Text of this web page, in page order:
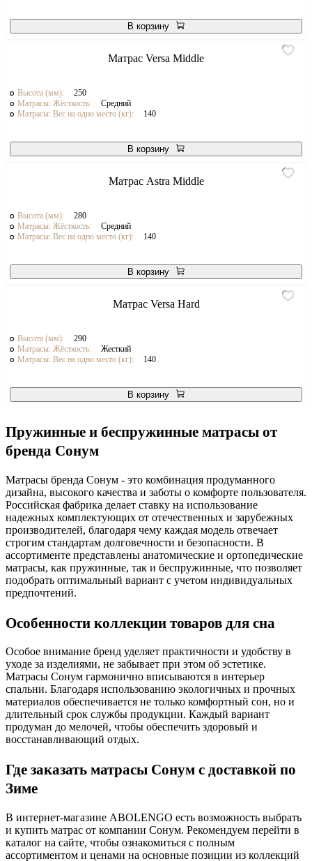
В корзину
Матрас Versa Middle
Высота (мм):
250
Матрасы: Жёсткость:
Средний
Матрасы: Вес на одно место (кг):
140
В корзину
Матрас Astra Middle
Высота (мм):
280
Матрасы: Жёсткость:
Средний
Матрасы: Вес на одно место (кг):
140
В корзину
Матрас Versa Hard
Высота (мм):
290
Матрасы: Жёсткость:
Жесткий
Матрасы: Вес на одно место (кг):
140
В корзину
Пружинные и беспружинные матрасы от
бренда Сонум
Матрасы бренда Сонум - это комбинация продуманного
дизайна, высокого качества и заботы о комфорте пользователя.
Российская фабрика делает ставку на использование
надежных комплектующих от отечественных и зарубежных
производителей, благодаря чему каждая модель отвечает
строгим стандартам долговечности и безопасности. В
ассортименте представлены анатомические и ортопедические
матрасы, как пружинные, так и беспружинные, что позволяет
подобрать оптимальный вариант с учетом индивидуальных
предпочтений.
Особенности коллекции товаров для сна
Особое внимание бренд уделяет практичности и удобству в
уходе за изделиями, не забывает при этом об эстетике.
Матрасы Сонум гармонично вписываются в интерьер
спальни. Благодаря использованию экологичных и прочных
материалов обеспечивается не только комфортный сон, но и
длительный срок службы продукции. Каждый вариант
продуман до мелочей, чтобы обеспечить здоровый и
восстанавливающий отдых.
Где заказать матрасы Сонум с доставкой по
Зиме
В интернет-магазине ABOLENGO есть возможность выбрать
и купить матрас от компании Сонум. Рекомендуем перейти в
каталог на сайте, чтобы ознакомиться с полным
ассортиментом и ценами на основные позиции из коллекций